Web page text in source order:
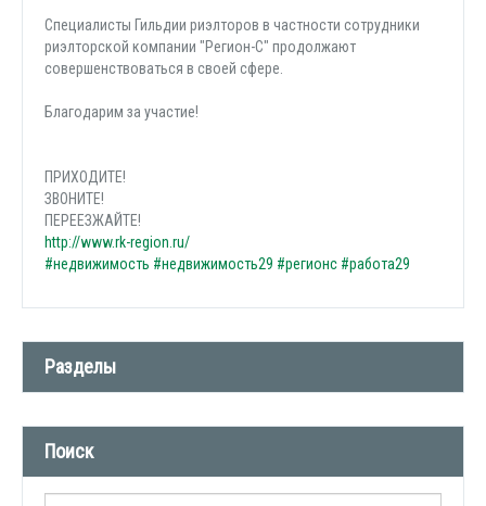
Специалисты Гильдии риэлторов в частности сотрудники
риэлторской компании "Регион-С" продолжают
совершенствоваться в своей сфере.
Благодарим за участие!
ПРИХОДИТЕ!
ЗВОНИТЕ!
ПЕРЕЕЗЖАЙТЕ!
http://www.rk-region.ru/
#недвижимость #недвижимость29 #регионс #работа29
Разделы
Новости компании (509)
СМИ о нас (1)
Поиск